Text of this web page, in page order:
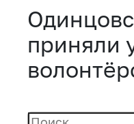
приняли